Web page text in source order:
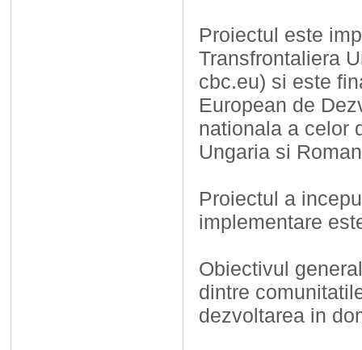
Proiectul este
Transfrontaliera
cbc.eu) si este
European de
nationala a celor
Ungaria si
Proiectul a
implementare
Obiectivul
dintre
dezvoltarea in